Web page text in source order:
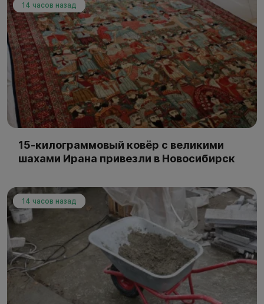
14 часов назад
15-килограммовый ковёр с великими
шахами Ирана привезли в Новосибирск
14 часов назад